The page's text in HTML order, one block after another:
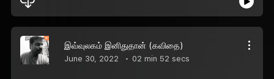
இவ்வுலகம் இனிதுதான் (கவிதை)
June 30, 2022 02 min 52 secs